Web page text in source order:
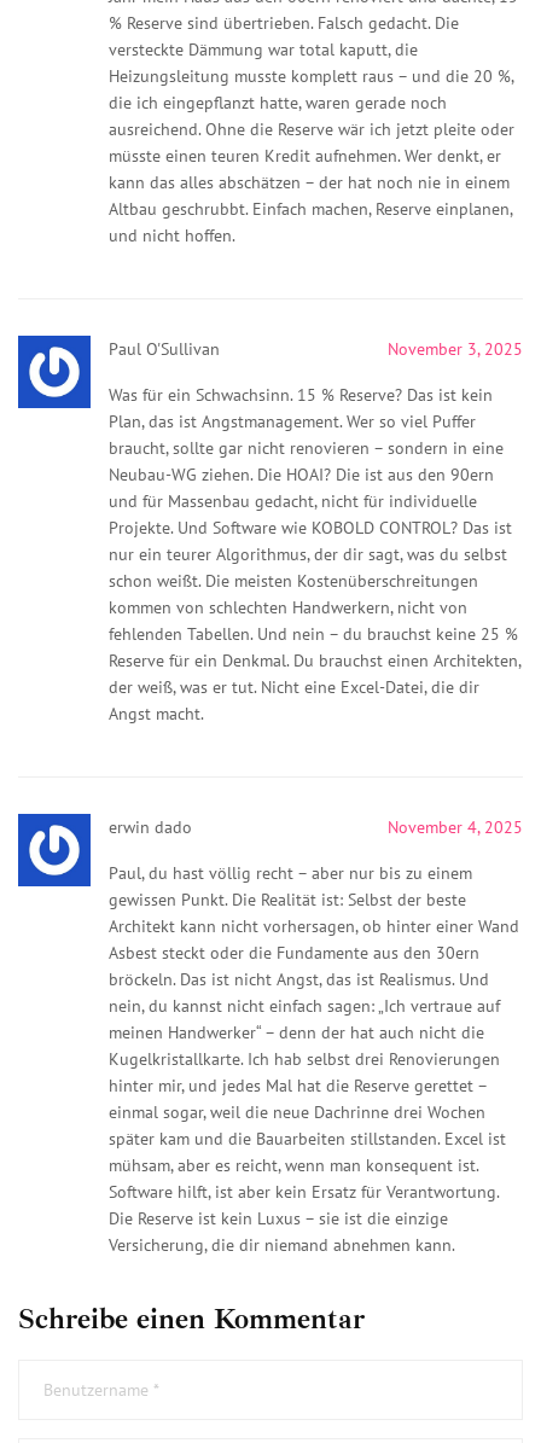
% Reserve sind übertrieben. Falsch gedacht. Die
versteckte Dämmung war total kaputt, die
Heizungsleitung musste komplett raus – und die 20 %,
die ich eingepflanzt hatte, waren gerade noch
ausreichend. Ohne die Reserve wär ich jetzt pleite oder
müsste einen teuren Kredit aufnehmen. Wer denkt, er
kann das alles abschätzen – der hat noch nie in einem
Altbau geschrubbt. Einfach machen, Reserve einplanen,
und nicht hoffen.
Paul O'Sullivan November 3, 2025
Was für ein Schwachsinn. 15 % Reserve? Das ist kein
Plan, das ist Angstmanagement. Wer so viel Puffer
braucht, sollte gar nicht renovieren – sondern in eine
Neubau-WG ziehen. Die HOAI? Die ist aus den 90ern
und für Massenbau gedacht, nicht für individuelle
Projekte. Und Software wie KOBOLD CONTROL? Das ist
nur ein teurer Algorithmus, der dir sagt, was du selbst
schon weißt. Die meisten Kostenüberschreitungen
kommen von schlechten Handwerkern, nicht von
fehlenden Tabellen. Und nein – du brauchst keine 25 %
Reserve für ein Denkmal. Du brauchst einen Architekten,
der weiß, was er tut. Nicht eine Excel-Datei, die dir
Angst macht.
erwin dado November 4, 2025
Paul, du hast völlig recht – aber nur bis zu einem
gewissen Punkt. Die Realität ist: Selbst der beste
Architekt kann nicht vorhersagen, ob hinter einer Wand
Asbest steckt oder die Fundamente aus den 30ern
bröckeln. Das ist nicht Angst, das ist Realismus. Und
nein, du kannst nicht einfach sagen: „Ich vertraue auf
meinen Handwerker“ – denn der hat auch nicht die
Kugelkristallkarte. Ich hab selbst drei Renovierungen
hinter mir, und jedes Mal hat die Reserve gerettet –
einmal sogar, weil die neue Dachrinne drei Wochen
später kam und die Bauarbeiten stillstanden. Excel ist
mühsam, aber es reicht, wenn man konsequent ist.
Software hilft, ist aber kein Ersatz für Verantwortung.
Die Reserve ist kein Luxus – sie ist die einzige
Versicherung, die dir niemand abnehmen kann.
Schreibe einen Kommentar